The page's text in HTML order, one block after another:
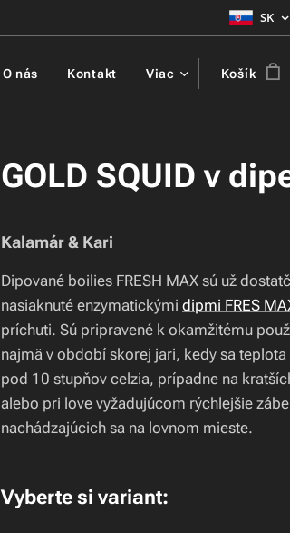
SK
O nás Kontakt Viac Košík
GOLD SQUID v
Kalamár & Kari
Dipované boilies FRESH MAX sú už
nasiaknuté enzymatickými dipmi FRES
príchuti. Sú pripravené k okamžitému
najmä v období skorej jari, kedy sa
pod 10 stupňov celzia, prípadne na
alebo pri love vyžadujúcom rýchlejšie
nachádzajúcich sa na lovnom mieste.
Vyberte si variant: